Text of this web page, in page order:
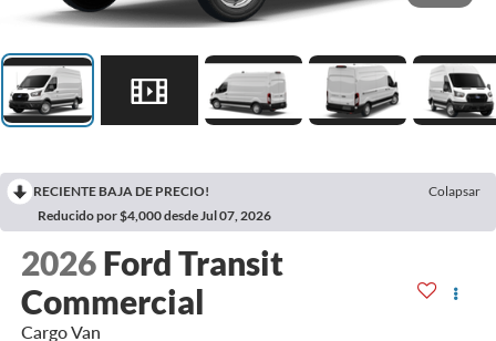
RECIENTE BAJA DE PRECIO!
Colapsar
Reducido por $4,000 desde Jul 07, 2026
2026 Ford Transit
Commercial
Cargo Van